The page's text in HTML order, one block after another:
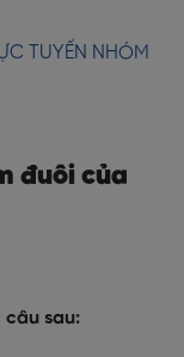
TUYẾN NHÓM
đuôi của
sau: